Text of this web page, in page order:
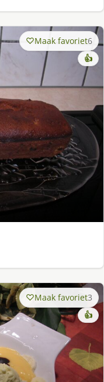
Maak favoriet6
👍
Maak favoriet3
👍